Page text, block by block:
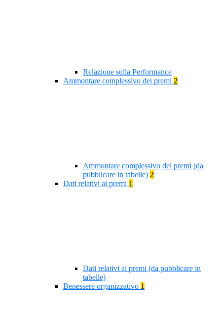
Relazione sulla Performance
Ammontare complessivo dei premi 2
Ammontare complessivo dei premi (da
pubblicare in tabelle) 2
Dati relativi ai premi 1
Dati relativi ai premi (da pubblicare in
tabelle)
Benessere organizzativo 1